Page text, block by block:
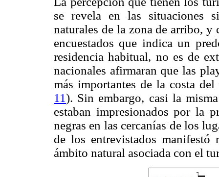
se revela en las situaciones
naturales de la zona de arribo, y
encuestados que indica un
residencia habitual, no es de
nacionales afirmaran que las
más importantes de la costa
11). Sin embargo, casi la
estaban impresionados por la
negras en las cercanías de los
de los entrevistados
ámbito natural asociada con el